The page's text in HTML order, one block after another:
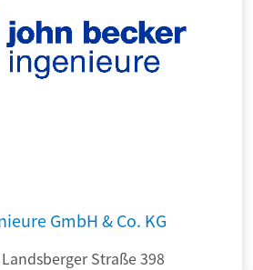
GmbH & Co. KG
Straße 398